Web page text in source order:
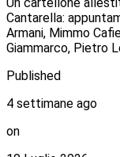
Cantarella:
Armani, Mimmo
Giammarco, Pietro
Published
4 settimane ago
on